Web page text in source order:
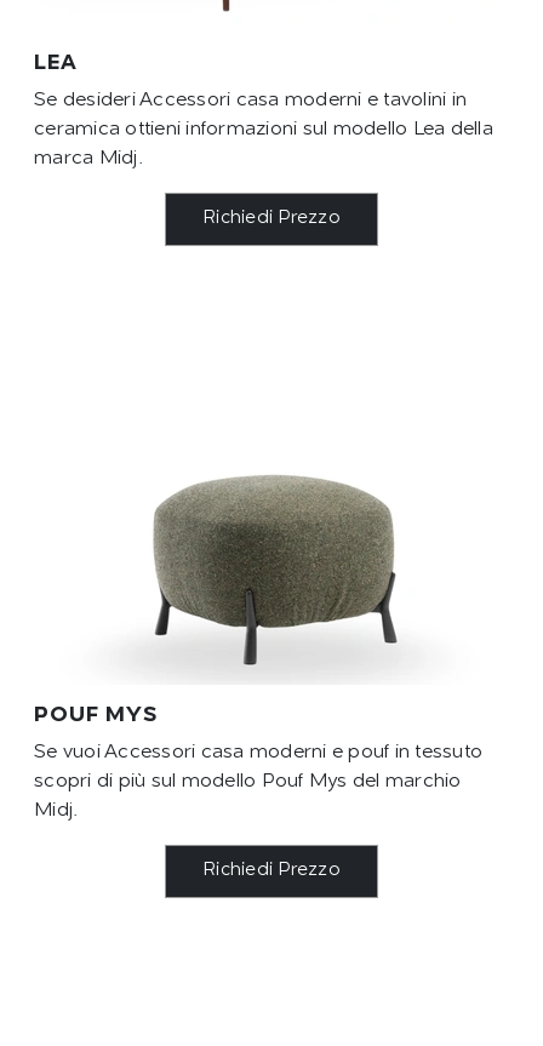
LEA
Se desideri Accessori casa moderni e tavolini in
ceramica ottieni informazioni sul modello Lea della
marca Midj.
Richiedi Prezzo
POUF MYS
Se vuoi Accessori casa moderni e pouf in tessuto
scopri di più sul modello Pouf Mys del marchio
Midj.
Richiedi Prezzo